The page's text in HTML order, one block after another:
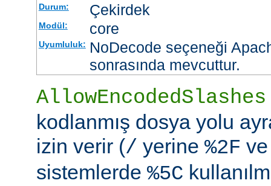
Durum: Çekirdek
Modül: core
Uyumluluk: NoDecode seçeneği
sonrasında mevcuttur.
AllowEncodedSlashes
kodlanmış dosya yolu
izin verir (/ yerine %2F
sistemlerde %5C